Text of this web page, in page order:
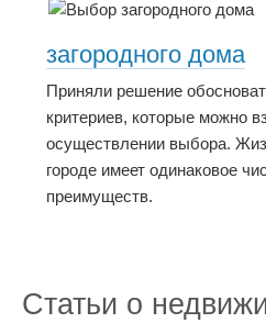
загородного дома
Приняли решение
критериев, которые можно
осуществлении выбора.
городе имеет одинаковое
преимуществ.
Статьи о